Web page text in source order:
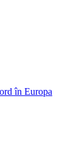
în Europa